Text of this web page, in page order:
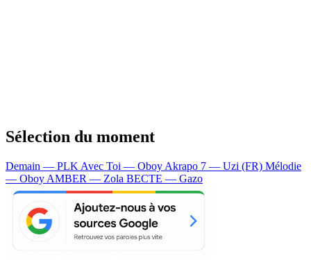
Sélection du moment
Demain — PLK Avec Toi — Oboy Akrapo 7 — Uzi (FR) Mélodie
— Oboy AMBER — Zola BECTE — Gazo